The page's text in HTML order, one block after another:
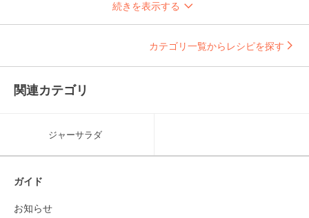
続きを表示する
カテゴリ一覧からレシピを探す
関連カテゴリ
ジャーサラダ
ガイド
お知らせ